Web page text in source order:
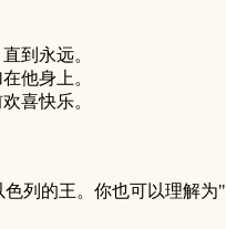
到永远。
他身上。
喜快乐。
列的王。你也可以理解